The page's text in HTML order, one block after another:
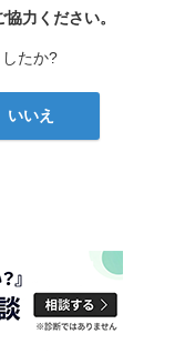
力ください。
たか?
いいえ